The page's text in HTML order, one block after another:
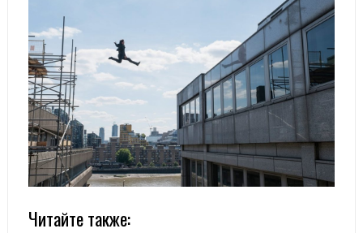
Читайте также: